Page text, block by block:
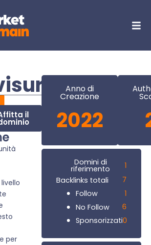
il
per
Anno di
Creazione
2022
Domini di
riferimento
1
Backlinks totali
7
Follow
1
No Follow
6
Sponsorizzati0